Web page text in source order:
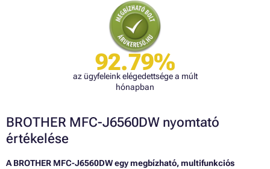
92.79%
az ügyfeleink elégedettsége a múlt
hónapban
BROTHER MFC-J6560DW nyomtató
értékelése
A BROTHER MFC-J6560DW egy megbízható, multifunkciós